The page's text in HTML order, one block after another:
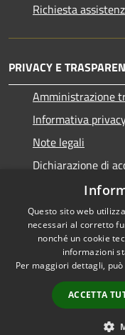
Richiesta
PRIVACY E
Amministrazione
Informativa
Note legali
Dichiarazione di
Accessibilità
Privacy
Mappa del sito
Questo sito web
necessari al corretto
nonché un cookie
informazioni
Per maggiori dettagli,
ACCETTA